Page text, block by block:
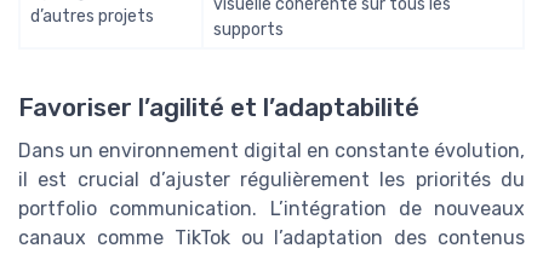
d’autres projets
visuelle cohérente sur tous les
supports
Favoriser l’agilité et l’adaptabilité
Dans un environnement digital en constante évolution,
il est crucial d’ajuster régulièrement les priorités du
portfolio communication. L’intégration de nouveaux
canaux comme TikTok ou l’adaptation des contenus